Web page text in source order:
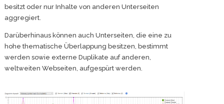
besitzt oder nur Inhalte von anderen Unterseiten
aggregiert.
Darüberhinaus können auch Unterseiten, die eine zu
hohe thematische Überlappung besitzen, bestimmt
werden sowie externe Duplikate auf anderen,
weltweiten Webseiten, aufgespürt werden.